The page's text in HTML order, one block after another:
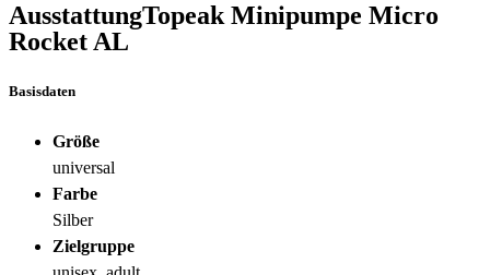
AusstattungTopeak Minipumpe Micro
Rocket AL
Basisdaten
Größe
universal
Farbe
Silber
Zielgruppe